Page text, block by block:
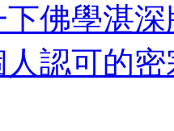
佛學湛深
人認可的